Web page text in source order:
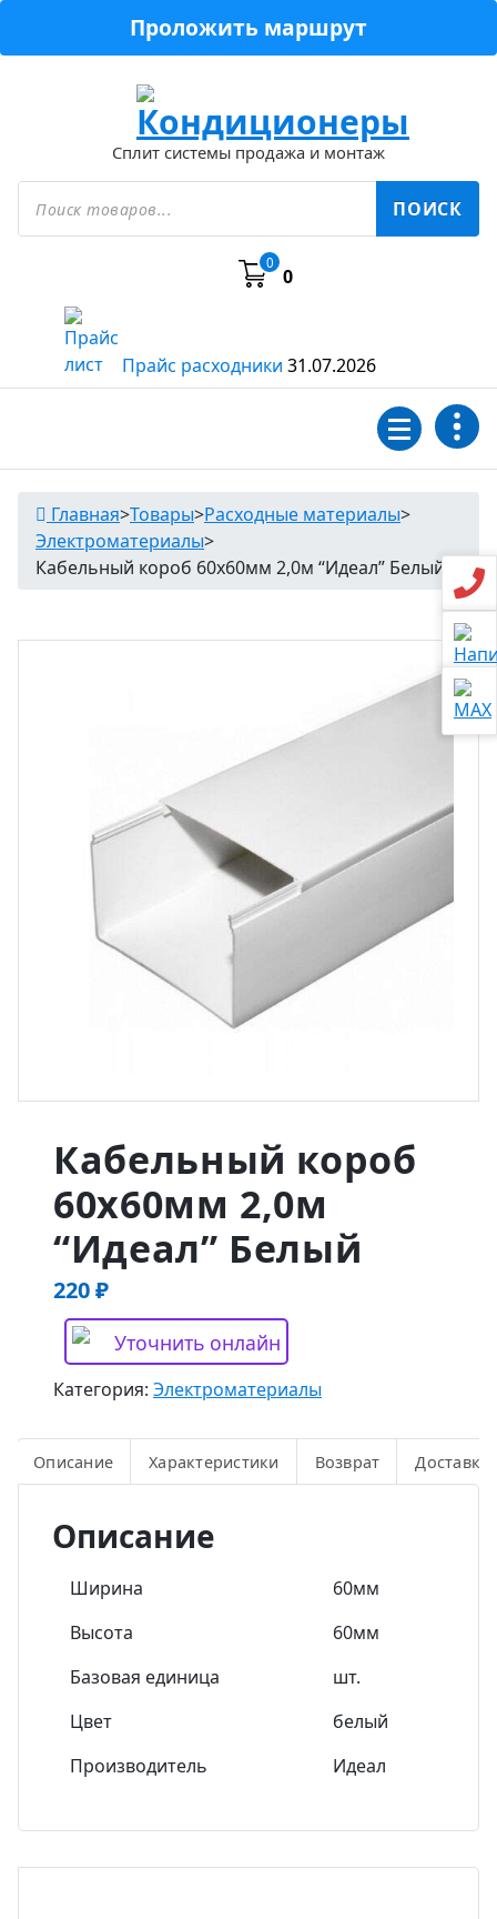
Проложить маршрут
Сплит системы продажа и монтаж
Поиск
товаров ПОИСК
0
0
Прайс расходники 31.07.2026
Главная>Товары>Расходные материалы>
Электроматериалы>
Кабельный короб 60х60мм 2,0м “Идеал” Белый
Кабельный короб
60х60мм 2,0м
“Идеал” Белый
220₽
Уточнить онлайн
Категория: Электроматериалы
Описание Характеристики Возврат Доставка
Описание
Ширина
60мм
Высота
60мм
Базовая единица
шт.
Цвет
белый
Производитель
Идеал